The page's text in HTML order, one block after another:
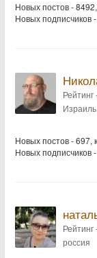
Новых постов -
Новых подписчиков -
Рейтинг
Новых постов - 697,
Новых подписчиков
Рейтинг
россия